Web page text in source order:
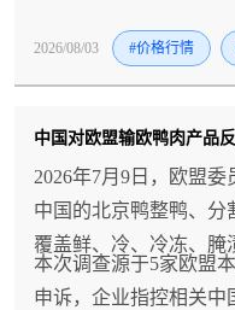
2026/08/03 #价格行情
2026年7月9日，欧盟
中国的北京鸭整鸭、分
覆盖鲜、冷、冷冻、腌
本次调查源于5家欧盟
申诉，企业指控相关中